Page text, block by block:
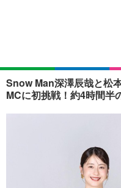
ショッピング
Snow Man深澤辰哉と松
MCに初挑戦！約4時間半